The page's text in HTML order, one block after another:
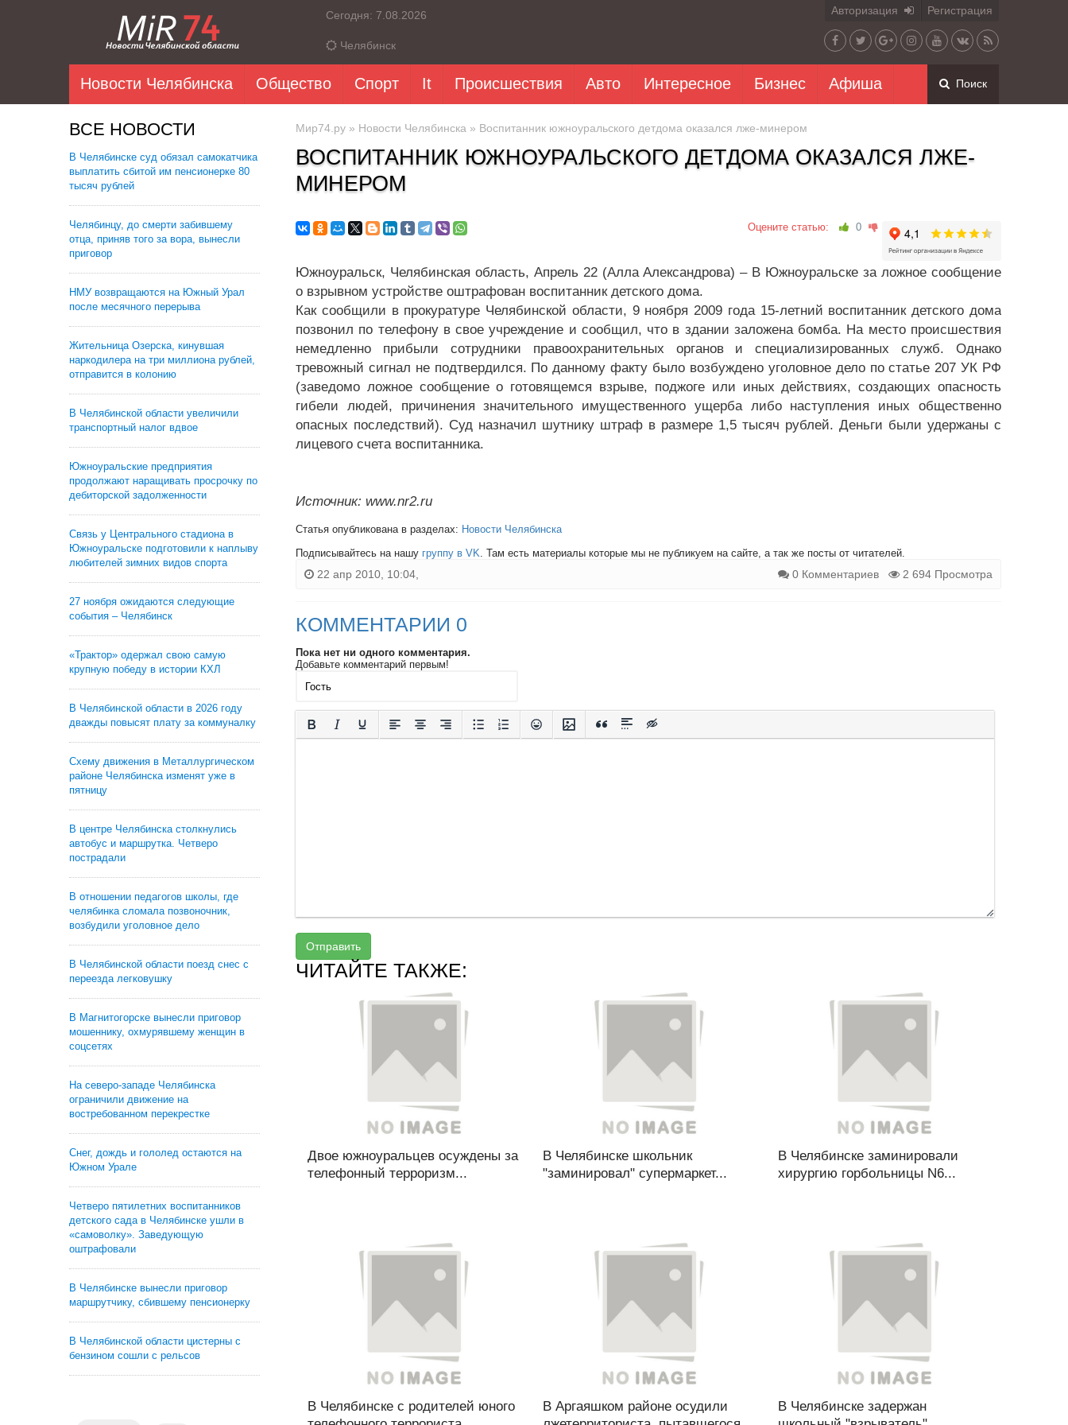
Сегодня: 7.08.2026
Челябинск
Авторизация Регистрация
Новости Челябинска Общество Спорт It Происшествия Авто Интересное Бизнес Афиша Поиск
ВСЕ НОВОСТИ
В Челябинске суд обязал самокатчика
выплатить сбитой им пенсионерке 80
тысяч рублей
Челябинцу, до смерти забившему
отца, приняв того за вора, вынесли
приговор
НМУ возвращаются на Южный Урал
после месячного перерыва
Жительница Озерска, кинувшая
наркодилера на три миллиона рублей,
отправится в колонию
В Челябинской области увеличили
транспортный налог вдвое
Южноуральские предприятия
продолжают наращивать просрочку по
дебиторской задолженности
Связь у Центрального стадиона в
Южноуральске подготовили к наплыву
любителей зимних видов спорта
27 ноября ожидаются следующие
события – Челябинск
«Трактор» одержал свою самую
крупную победу в истории КХЛ
В Челябинской области в 2026 году
дважды повысят плату за коммуналку
Схему движения в Металлургическом
районе Челябинска изменят уже в
пятницу
В центре Челябинска столкнулись
автобус и маршрутка. Четверо
пострадали
В отношении педагогов школы, где
челябинка сломала позвоночник,
возбудили уголовное дело
В Челябинской области поезд снес с
переезда легковушку
В Магнитогорске вынесли приговор
мошеннику, охмурявшему женщин в
соцсетях
На северо-западе Челябинска
ограничили движение на
востребованном перекрестке
Снег, дождь и гололед остаются на
Южном Урале
Четверо пятилетних воспитанников
детского сада в Челябинске ушли в
«самоволку». Заведующую
оштрафовали
В Челябинске вынесли приговор
маршрутчику, сбившему пенсионерку
В Челябинской области цистерны с
бензином сошли с рельсов
Мир74.ру » Новости Челябинска » Воспитанник южноуральского детдома оказался лже-минером
ВОСПИТАННИК ЮЖНОУРАЛЬСКОГО ДЕТДОМА ОКАЗАЛСЯ ЛЖЕ-
МИНЕРОМ
Оцените статью: 0
Южноуральск, Челябинская область, Апрель 22 (Алла Александрова) – В Южноуральске за ложное сообщение
о взрывном устройстве оштрафован воспитанник детского дома.
Как сообщили в прокуратуре Челябинской области, 9 ноября 2009 года 15-летний воспитанник детского дома
позвонил по телефону в свое учреждение и сообщил, что в здании заложена бомба. На место происшествия
немедленно прибыли сотрудники правоохранительных органов и специализированных служб. Однако
тревожный сигнал не подтвердился. По данному факту было возбуждено уголовное дело по статье 207 УК РФ
(заведомо ложное сообщение о готовящемся взрыве, поджоге или иных действиях, создающих опасность
гибели людей, причинения значительного имущественного ущерба либо наступления иных общественно
опасных последствий). Суд назначил шутнику штраф в размере 1,5 тысяч рублей. Деньги были удержаны с
лицевого счета воспитанника.
Источник: www.nr2.ru
Статья опубликована в разделах: Новости Челябинска
Подписывайтесь на нашу группу в VK. Там есть материалы которые мы не публикуем на сайте, а так же посты от читателей.
22 апр 2010, 10:04, 0 Комментариев 2 694 Просмотра
КОММЕНТАРИИ 0
Пока нет ни одного комментария.
Добавьте комментарий первым!
Отправить
ЧИТАЙТЕ ТАКЖЕ:
Двое южноуральцев осуждены за
телефонный терроризм...
В Челябинске школьник
"заминировал" супермаркет...
В Челябинске заминировали
хирургию горбольницы N6...
В Челябинске с родителей юного
В Аргаяшком районе осудили
В Челябинске задержан